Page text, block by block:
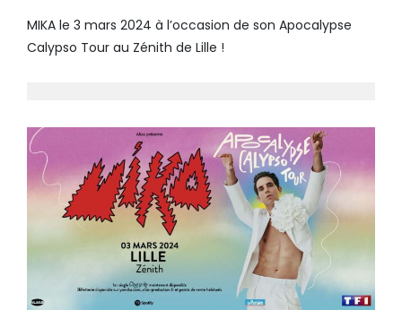
MIKA le 3 mars 2024 à l’occasion de son Apocalypse
Calypso Tour au Zénith de Lille !